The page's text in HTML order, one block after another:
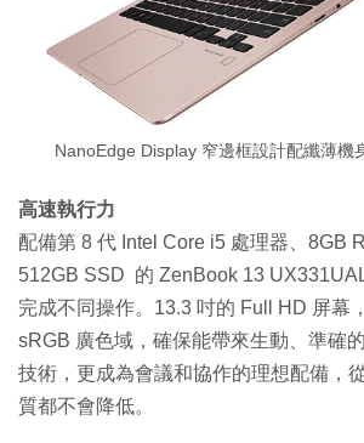
NanoEdge Display 窄邊框設計配纖薄機
高速執行力
配備第 8 代 Intel Core i5 處理器、8GB
512GB SSD 的 ZenBook 13
完成不同操作。13.3 吋的 Full HD 屏幕
sRGB 廣色域，確保能帶來生動、準確
技術，更成為會議和協作的理想配備，
質都不會降低。